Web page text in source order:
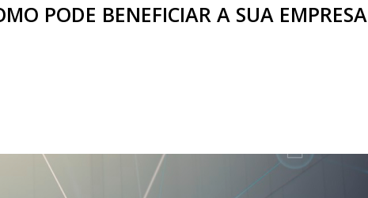
PODE BENEFICIAR A SUA EMPRESA